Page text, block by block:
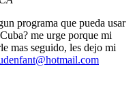
programa que pueda usar
me urge porque mi
mas seguido, les dejo mi